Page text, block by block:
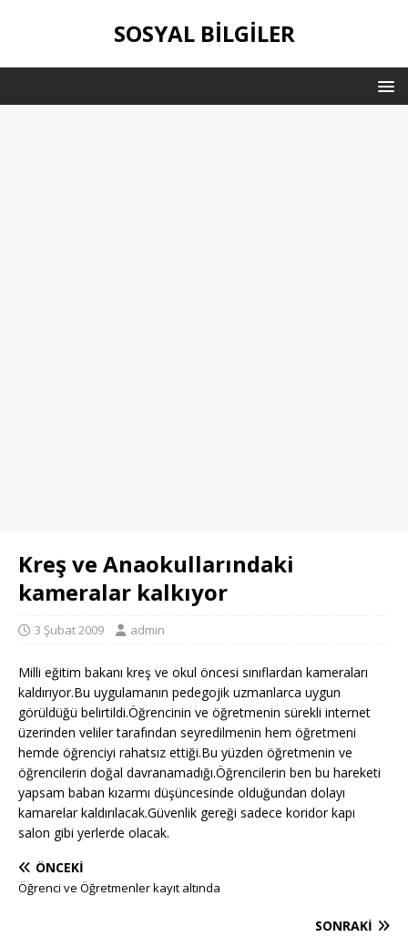
SOSYAL BILGILER
Kreş ve Anaokullarındaki
kameralar kalkıyor
3 Şubat 2009 admin
Milli eğitim bakanı kreş ve okul öncesi sınıflardan kameraları
kaldırıyor.Bu uygulamanın pedegojik uzmanlarca uygun
görüldüğü belirtildi.Öğrencinin ve öğretmenin sürekli internet
üzerinden veliler tarafından seyredilmenin hem öğretmeni
hemde öğrenciyi rahatsız ettiği.Bu yüzden öğretmenin ve
öğrencilerin doğal davranamadığı.Öğrencilerin ben bu hareketi
yapsam baban kızarmı düşüncesinde olduğundan dolayı
kamarelar kaldırılacak.Güvenlik gereği sadece koridor kapı
salon gibi yerlerde olacak.
ÖNCEKI
Öğrenci ve Öğretmenler kayıt altında
SONRAKI